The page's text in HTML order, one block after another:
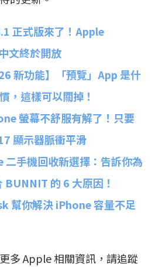
正式版來了！Apple
文終於開放
26 新功能】「預覽」App 是什
，這樣可以關掉！
螢幕不舒服有解了！只要
顯示器脈衝平滑
二手機回收新選擇：告訴你為
的 6 大原因！
幫你解決 iPhone 容量不足
多 Apple 相關資訊，請追蹤